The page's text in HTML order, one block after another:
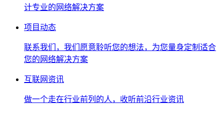
计专业的网络解决方案
项目动态
联系我们，我们愿意聆听您的想法，为您量身定制适合
您的网络解决方案
互联网资讯
做一个走在行业前列的人，收听前沿行业资讯